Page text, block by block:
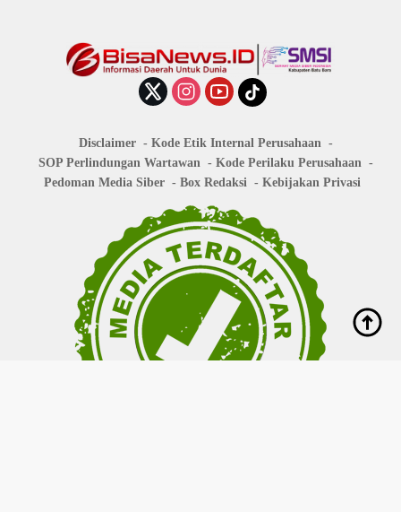
Disclaimer
Kode Etik Internal Perusahaan
SOP Perlindungan Wartawan
Kode Perilaku Perusahaan
Pedoman Media Siber
Box Redaksi Kebijakan Privasi